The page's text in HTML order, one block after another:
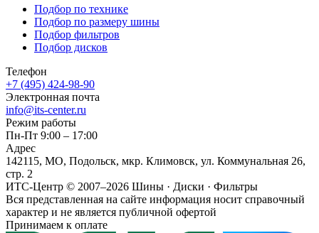
Подбор по технике
Подбор по размеру шины
Подбор фильтров
Подбор дисков
Телефон
+7 (495) 424-98-90
Электронная почта
info@its-center.ru
Режим работы
Пн-Пт 9:00 – 17:00
Адрес
142115, МО, Подольск, мкр. Климовск, ул. Коммунальная 26,
стр. 2
ИТС-Центр © 2007–2026 Шины · Диски · Фильтры
Вся представленная на сайте информация носит справочный
характер и не является публичной офертой
Принимаем к оплате